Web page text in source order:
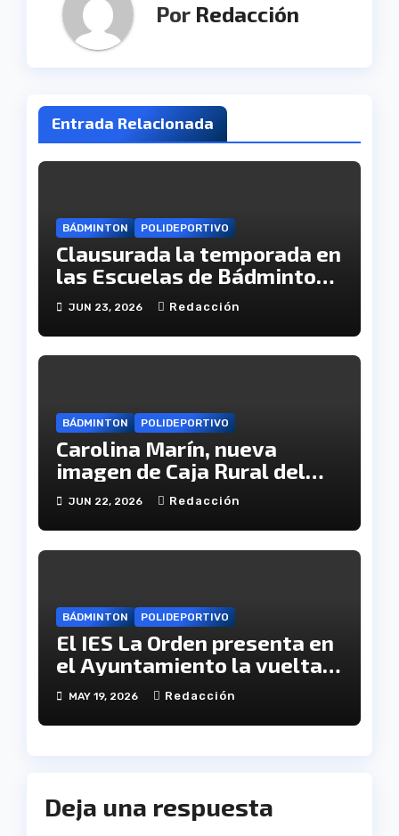
Por Redacción
Entrada Relacionada
BÁDMINTON POLIDEPORTIVO
Clausurada la temporada en
las Escuelas de Bádminton
de nuestra provincia
JUN 23, 2026 Redacción
BÁDMINTON POLIDEPORTIVO
Carolina Marín, nueva
imagen de Caja Rural del
Sur
JUN 22, 2026 Redacción
BÁDMINTON POLIDEPORTIVO
El IES La Orden presenta en
el Ayuntamiento la vuelta
de la gran final por el título
de liga
MAY 19, 2026 Redacción
Deja una respuesta